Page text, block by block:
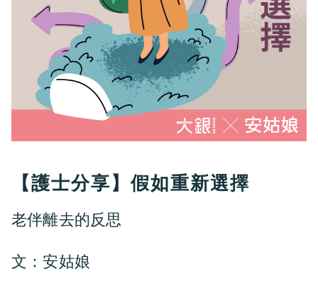
【護士分享】假如重新選擇
老伴離去的反思
文：安姑娘